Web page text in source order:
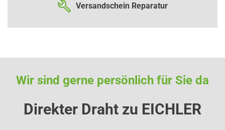
Versandschein Reparatur
Wir sind gerne persönlich für Sie da
Direkter Draht zu EICHLER